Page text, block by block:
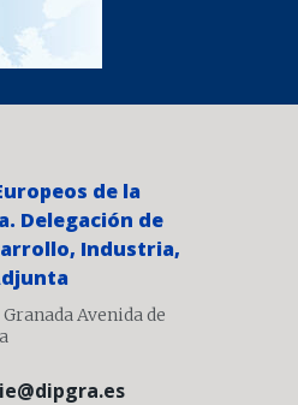
de la
Delegación de
Industria,
Avenida de